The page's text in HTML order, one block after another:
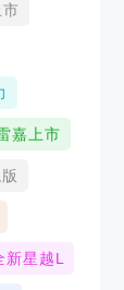
嘉上市
新星越L